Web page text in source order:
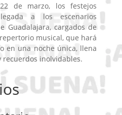
de marzo, los festejos
a los escenarios
Guadalajara, cargados de
musical, que hará
en una noche única, llena
recuerdos inolvidables.